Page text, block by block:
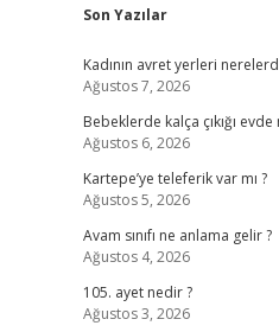
Sidebar
Son Yazılar
Kadının avret yerleri
Ağustos 7, 2026
Bebeklerde kalça çıkığı evde
Ağustos 6, 2026
Kartepe’ye teleferik var mı ?
Ağustos 5, 2026
Avam sınıfı ne anlama gelir ?
Ağustos 4, 2026
105. ayet nedir ?
Ağustos 3, 2026